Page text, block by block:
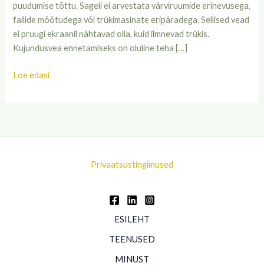
puudumise tõttu. Sageli ei arvestata värviruumide erinevusega,
failide mõõtudega või trükimasinate eripäradega. Sellised vead
ei pruugi ekraanil nähtavad olla, kuid ilmnevad trükis.
Kujundusvea ennetamiseks on oluline teha […]
Loe edasi
Privaatsustingimused
ESILEHT
TEENUSED
MINUST